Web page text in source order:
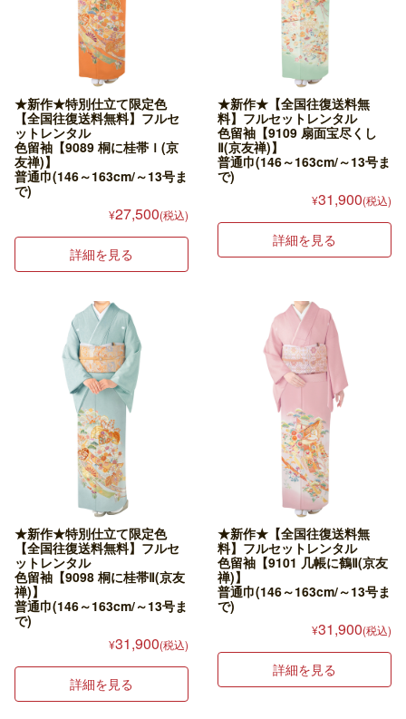
★新作★特別仕立て限定色
【全国往復送料無料】フルセ
ットレンタル
色留袖【9089 桐に桂帯Ｉ(京
友禅)】
普通巾(146～163cm/～13号ま
で)
¥27,500(税込)
詳細を見る
★新作★【全国往復送料無
料】フルセットレンタル
色留袖【9109 扇面宝尽くし
Ⅱ(京友禅)】
普通巾(146～163cm/～13号ま
で)
¥31,900(税込)
詳細を見る
★新作★特別仕立て限定色
【全国往復送料無料】フルセ
ットレンタル
色留袖【9098 桐に桂帯Ⅱ(京友
禅)】
普通巾(146～163cm/～13号ま
で)
¥31,900(税込)
詳細を見る
★新作★【全国往復送料無
料】フルセットレンタル
色留袖【9101 几帳に鶴Ⅱ(京友
禅)】
普通巾(146～163cm/～13号ま
で)
¥31,900(税込)
詳細を見る